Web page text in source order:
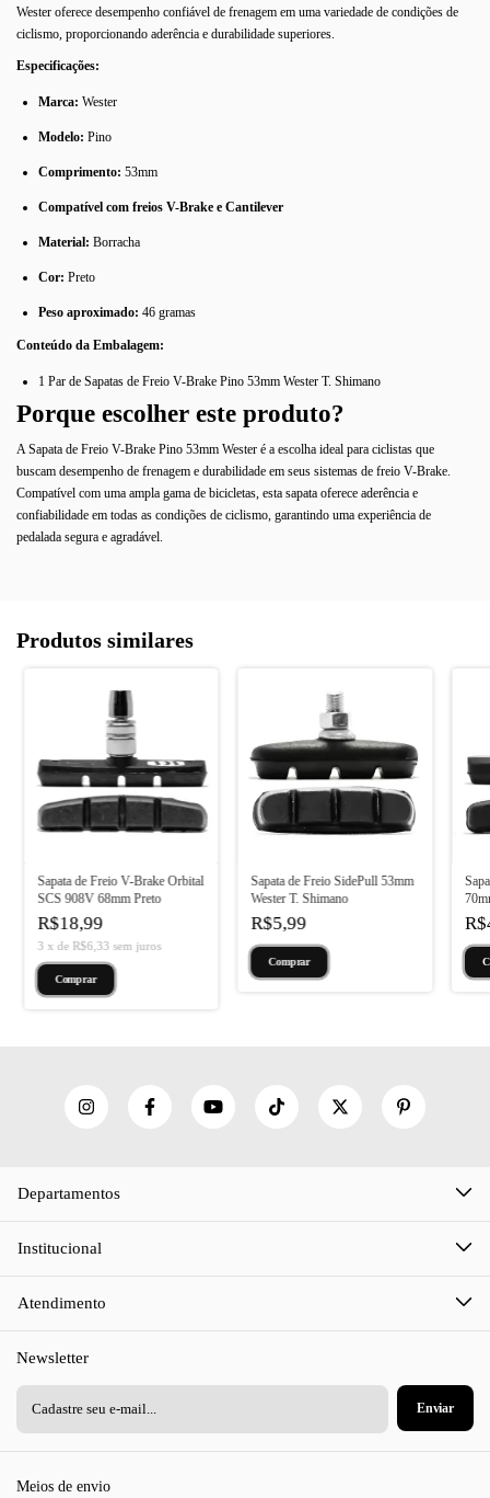
Wester oferece desempenho confiável de frenagem em uma variedade de condições de
ciclismo, proporcionando aderência e durabilidade superiores.
Especificações:
Marca: Wester
Modelo: Pino
Comprimento: 53mm
Compatível com freios V-Brake e Cantilever
Material: Borracha
Cor: Preto
Peso aproximado: 46 gramas
Conteúdo da Embalagem:
1 Par de Sapatas de Freio V-Brake Pino 53mm Wester T. Shimano
Porque escolher este produto?
A Sapata de Freio V-Brake Pino 53mm Wester é a escolha ideal para ciclistas que
buscam desempenho de frenagem e durabilidade em seus sistemas de freio V-Brake.
Compatível com uma ampla gama de bicicletas, esta sapata oferece aderência e
confiabilidade em todas as condições de ciclismo, garantindo uma experiência de
pedalada segura e agradável.
Produtos similares
Sapata de Freio V-Brake Orbital
SCS 908V 68mm Preto
R$18,99
3 x de R$6,33 sem juros
Sapata de Freio SidePull 53mm
Wester T. Shimano
R$5,99
Departamentos
Institucional
Atendimento
Newsletter
Meios de envio